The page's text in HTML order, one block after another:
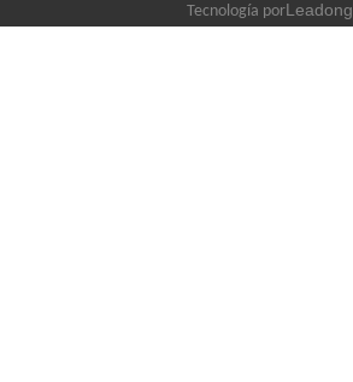
Tecnología porLeadong